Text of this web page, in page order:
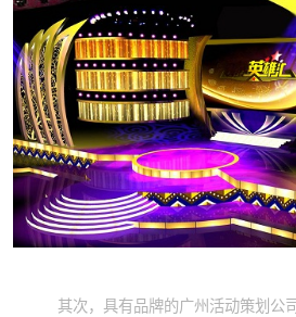
其次，具有品牌的广州活动策划公